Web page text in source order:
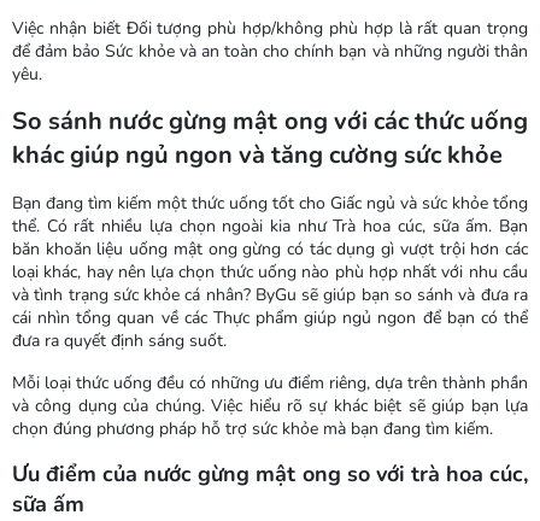
Việc nhận biết Đối tượng phù hợp/không phù hợp là rất quan trọng
để đảm bảo Sức khỏe và an toàn cho chính bạn và những người thân
yêu.
So sánh nước gừng mật ong với các thức uống
khác giúp ngủ ngon và tăng cường sức khỏe
Bạn đang tìm kiếm một thức uống tốt cho Giấc ngủ và sức khỏe tổng
thể. Có rất nhiều lựa chọn ngoài kia như Trà hoa cúc, sữa ấm. Bạn
băn khoăn liệu uống mật ong gừng có tác dụng gì vượt trội hơn các
loại khác, hay nên lựa chọn thức uống nào phù hợp nhất với nhu cầu
và tình trạng sức khỏe cá nhân? ByGu sẽ giúp bạn so sánh và đưa ra
cái nhìn tổng quan về các Thực phẩm giúp ngủ ngon để bạn có thể
đưa ra quyết định sáng suốt.
Mỗi loại thức uống đều có những ưu điểm riêng, dựa trên thành phần
và công dụng của chúng. Việc hiểu rõ sự khác biệt sẽ giúp bạn lựa
chọn đúng phương pháp hỗ trợ sức khỏe mà bạn đang tìm kiếm.
Ưu điểm của nước gừng mật ong so với trà hoa cúc,
sữa ấm